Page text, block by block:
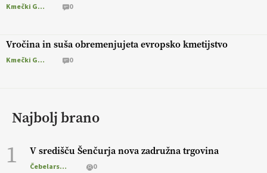
Kmečki Glas 0
Vročina in suša obremenjujeta evropsko kmetijstvo
Kmečki Glas 0
Najbolj brano
1 V središču Šenčurja nova zadružna trgovina
Čebelarstvo 0